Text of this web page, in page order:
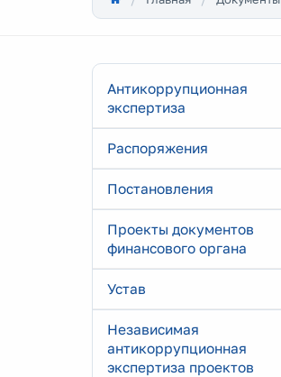
Антикоррупционная
экспертиза
Распоряжения
Постановления
Проекты документов
финансового органа
Устав
Независимая
антикоррупционная
экспертиза проектов